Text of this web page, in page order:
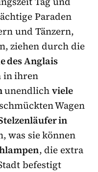
Paraden
und Tänzern,
ziehen durch die
des Anglais
in ihren
unendlichviele
Wagen
in
was sie können
, die extra
befestigt